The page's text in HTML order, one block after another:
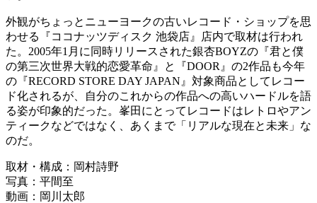
外観がちょっとニューヨークの古いレコード・ショップを思
わせる『ココナッツディスク 池袋店』店内で取材は行われ
た。2005年1月に同時リリースされた銀杏BOYZの『君と僕
の第三次世界大戦的恋愛革命』と『DOOR』の2作品も今年
の『RECORD STORE DAY JAPAN』対象商品としてレコー
ド化されるが、自分のこれからの作品への高いハードルを語
る姿が印象的だった。峯田にとってレコードはレトロやアン
ティークなどではなく、あくまで「リアルな現在と未来」な
のだ。
取材・構成：岡村詩野
写真：平間至
動画：岡川太郎